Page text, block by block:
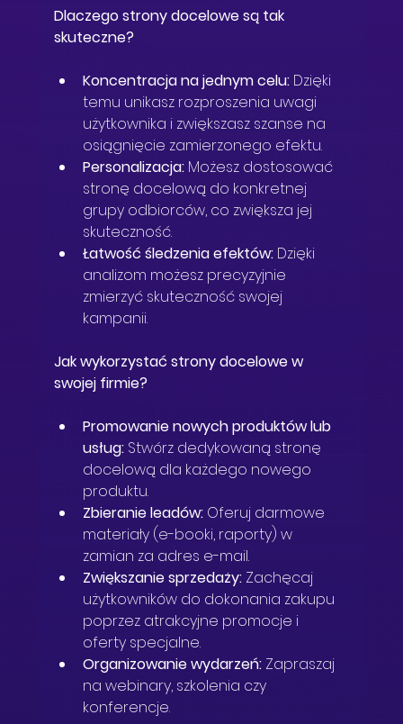
Dlaczego strony docelowe są tak
skuteczne?
Koncentracja na jednym celu: Dzięki
temu unikasz rozproszenia uwagi
użytkownika i zwiększasz szanse na
osiągnięcie zamierzonego efektu.
Personalizacja: Możesz dostosować
stronę docelową do konkretnej
grupy odbiorców, co zwiększa jej
skuteczność.
Łatwość śledzenia efektów: Dzięki
analizom możesz precyzyjnie
zmierzyć skuteczność swojej
kampanii.
Jak wykorzystać strony docelowe w
swojej firmie?
Promowanie nowych produktów lub
usług: Stwórz dedykowaną stronę
docelową dla każdego nowego
produktu.
Zbieranie leadów: Oferuj darmowe
materiały (e-booki, raporty) w
zamian za adres e-mail.
Zwiększanie sprzedaży: Zachęcaj
użytkowników do dokonania zakupu
poprzez atrakcyjne promocje i
oferty specjalne.
Organizowanie wydarzeń: Zapraszaj
na webinary, szkolenia czy
konferencje.